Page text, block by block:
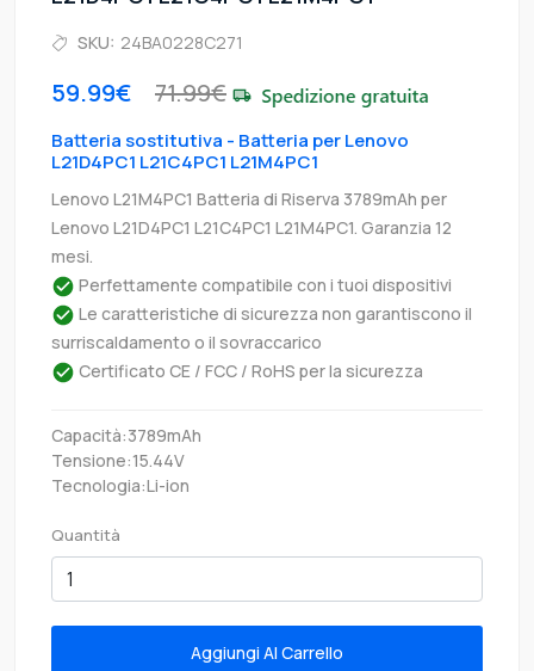
SKU: 24BA0228C271
59.99€ 71.99€
Batteria sostitutiva - Batteria per Lenovo
L21D4PC1 L21C4PC1 L21M4PC1
Lenovo L21M4PC1 Batteria di Riserva 3789mAh per
Lenovo L21D4PC1 L21C4PC1 L21M4PC1. Garanzia 12
mesi.
Perfettamente compatibile con i tuoi dispositivi
Le caratteristiche di sicurezza non garantiscono il
surriscaldamento o il sovraccarico
Certificato CE / FCC / RoHS per la sicurezza
Capacità:3789mAh
Tensione:15.44V
Tecnologia:Li-ion
Quantità
Aggiungi Al Carrello